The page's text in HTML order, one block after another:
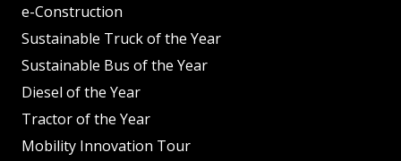
e-Construction
Sustainable Truck of the Year
Sustainable Bus of the Year
Diesel of the Year
Tractor of the Year
Mobility Innovation Tour